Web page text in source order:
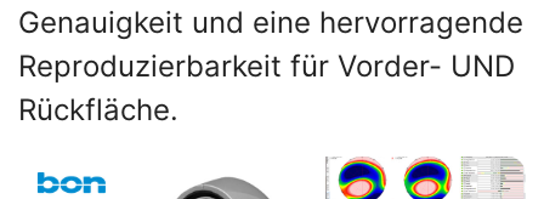
Genauigkeit und eine hervorragende
Reproduzierbarkeit für Vorder- UND
Rückfläche.